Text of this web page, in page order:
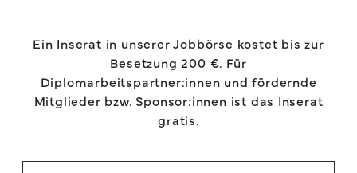
Ein Inserat in unserer Jobbörse kostet bis zur
Besetzung 200 €. Für
Diplomarbeitspartner:innen und fördernde
Mitglieder bzw. Sponsor:innen ist das Inserat
gratis.